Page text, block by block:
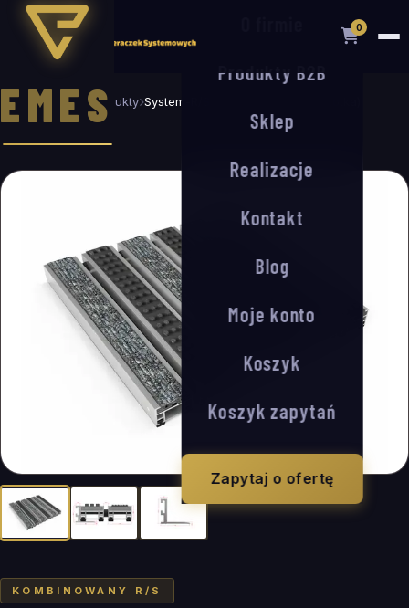
EMES
0
Produkty B2B
Sklep
Realizacje
Kontakt
Blog
Moje konto
Koszyk
Koszyk zapytań
Zapytaj o ofertę
Strona główna Produkty System-R/S 17/30 mm (ryps/szczotka)
KOMBINOWANY R/S